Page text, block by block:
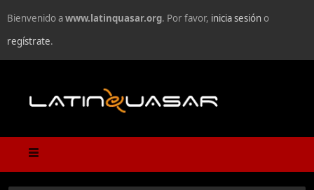
Bienvenido awww.latinquasar.org. Por favor, inicia sesióno
regístrate.